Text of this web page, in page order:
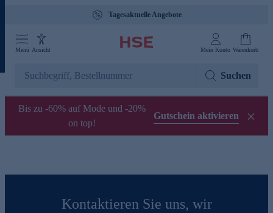
Tagesaktuelle Angebote
Menü Ansicht Mein Konto Warenkorb
Suchen
Bis zu -60% auf Mode und -20%
on top!
Gutschein aktivieren
Kontaktieren Sie uns, wir